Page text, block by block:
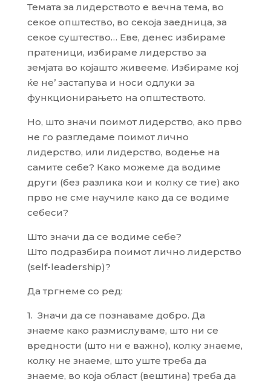
Темата за лидерството е вечна тема, во
секое општество, во секоја заедница, за
секое суштество… Еве, денес избираме
пратеници, избираме лидерство за
земјата во којашто живееме. Избираме кој
ќе не’ застапува и носи одлуки за
функционирањето на општеството.
Но, што значи поимот лидерство, ако прво
не го разгледаме поимот лично
лидерство, или лидерство, водење на
самите себе? Како можеме да водиме
други (без разлика кои и колку се тие) ако
прво не сме научиле како да се водиме
себеси?
Што значи да се водиме себе?
Што подразбира поимот лично лидерство
(self-leadership)?
Да тргнеме со ред:
1. Значи да се познаваме добро. Да
знаеме како размислуваме, што ни се
вредности (што ни е важно), колку знаеме,
колку не знаеме, што уште треба да
знаеме, во која област (вештина) треба да